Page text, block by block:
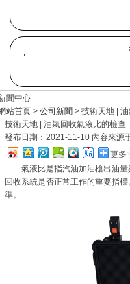
聞中心
站首頁 > 公司新聞 > 技術天地 |
技術天地 | 油氣回收氣液比的檢查
發布日期：2021-11-10 內容來源
更多
氣液比是指汽油加油槍出油
回收系統是否正常工作的重要指
準。